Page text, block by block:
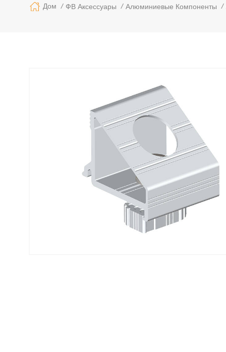
Дом / ФВ Аксессуары / Алюминиевые Компоненты /